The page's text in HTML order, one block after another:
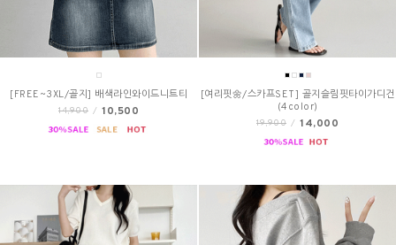
[FREE~3XL/골지] 배색라인와이드니트티
14,900 / 10,500
[여리핏🌼/스카프SET] 골지슬림핏타이가디건
(4color)
19,900 / 14,000